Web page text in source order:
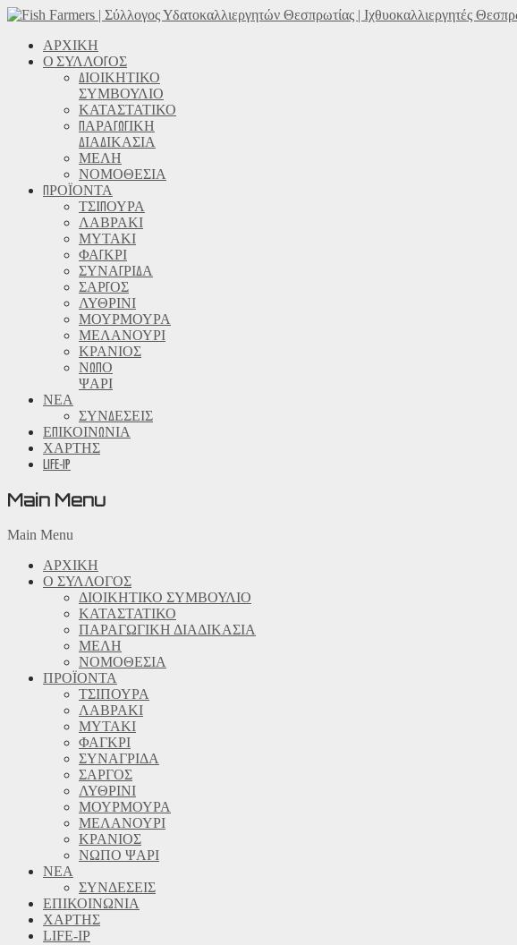
ΑΡΧΙΚΗ
Ο ΣΥΛΛΟΓΟΣ
ΔΙΟΙΚΗΤΙΚΟ
ΣΥΜΒΟΥΛΙΟ
ΚΑΤΑΣΤΑΤΙΚΟ
ΠΑΡΑΓΩΓΙΚΗ
ΔΙΑΔΙΚΑΣΙΑ
ΜΕΛΗ
ΝΟΜΟΘΕΣΙΑ
ΠΡΟΪΟΝΤΑ
ΤΣΙΠΟΥΡΑ
ΛΑΒΡΑΚΙ
ΜΥΤΑΚΙ
ΦΑΓΚΡΙ
ΣΥΝΑΓΡΙΔΑ
ΣΑΡΓΟΣ
ΛΥΘΡΙΝΙ
ΜΟΥΡΜΟΥΡΑ
ΜΕΛΑΝΟΥΡΙ
ΚΡΑΝΙΟΣ
ΝΩΠΟ
ΨΑΡΙ
ΝΕΑ
ΣΥΝΔΕΣΕΙΣ
ΕΠΙΚΟΙΝΩΝΙΑ
ΧΑΡΤΗΣ
LIFE-IP
Main Menu
Main Menu
ΑΡΧΙΚΗ
Ο ΣΥΛΛΟΓΟΣ
ΔΙΟΙΚΗΤΙΚΟ ΣΥΜΒΟΥΛΙΟ
ΚΑΤΑΣΤΑΤΙΚΟ
ΠΑΡΑΓΩΓΙΚΗ ΔΙΑΔΙΚΑΣΙΑ
ΜΕΛΗ
ΝΟΜΟΘΕΣΙΑ
ΠΡΟΪΟΝΤΑ
ΤΣΙΠΟΥΡΑ
ΛΑΒΡΑΚΙ
ΜΥΤΑΚΙ
ΦΑΓΚΡΙ
ΣΥΝΑΓΡΙΔΑ
ΣΑΡΓΟΣ
ΛΥΘΡΙΝΙ
ΜΟΥΡΜΟΥΡΑ
ΜΕΛΑΝΟΥΡΙ
ΚΡΑΝΙΟΣ
ΝΩΠΟ ΨΑΡΙ
ΝΕΑ
ΣΥΝΔΕΣΕΙΣ
ΕΠΙΚΟΙΝΩΝΙΑ
ΧΑΡΤΗΣ
LIFE-IP